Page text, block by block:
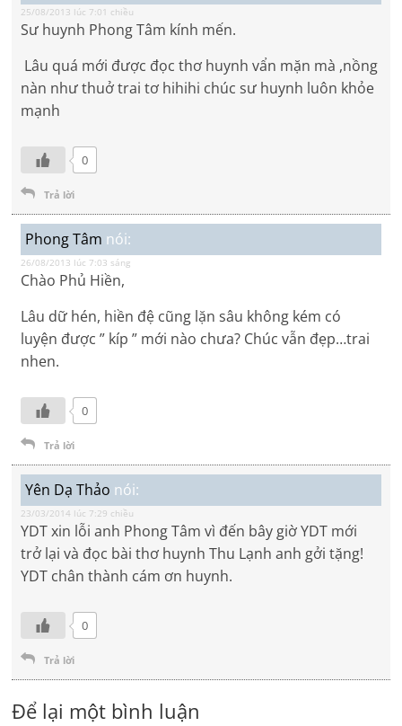
25/08/2013 lúc 7:01 chiều
Sư huynh Phong Tâm kính mến.
Lâu quá mới được đọc thơ huynh vẩn mặn mà ,nồng
nàn như thuở trai tơ hihihi chúc sư huynh luôn khỏe
mạnh
0
Trả lời
Phong Tâm nói:
26/08/2013 lúc 7:03 sáng
Chào Phủ Hiền,
Lâu dữ hén, hiền đệ cũng lặn sâu không kém có
luyện được ” kíp ” mới nào chưa? Chúc vẫn đẹp…trai
nhen.
0
Trả lời
Yên Dạ Thảo nói:
23/03/2014 lúc 7:29 chiều
YDT xin lỗi anh Phong Tâm vì đến bây giờ YDT mới
trở lại và đọc bài thơ huynh Thu Lạnh anh gởi tặng!
YDT chân thành cám ơn huynh.
0
Trả lời
Để lại một bình luận